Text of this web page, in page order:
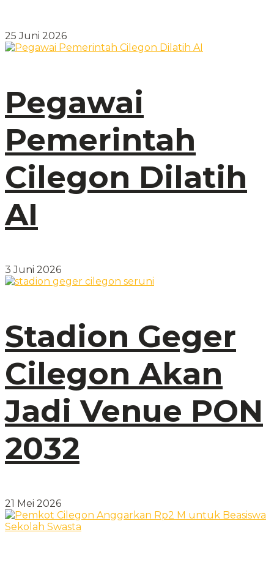
25 Juni 2026
Pegawai
Pemerintah
Cilegon Dilatih
AI
3 Juni 2026
Stadion Geger
Cilegon Akan
Jadi Venue PON
2032
21 Mei 2026